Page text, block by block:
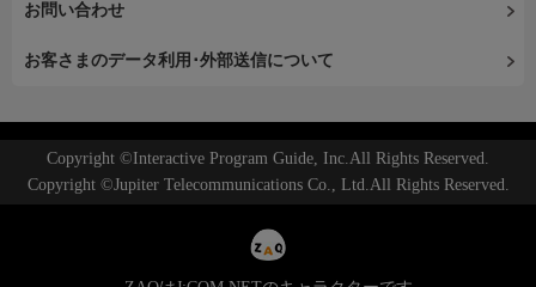
お問い合わせ
お客さまのデータ利用･外部送信について
Copyright ©Interactive Program Guide, Inc.All Rights Reserved.
Copyright ©Jupiter Telecommunications Co., Ltd.All Rights Reserved.